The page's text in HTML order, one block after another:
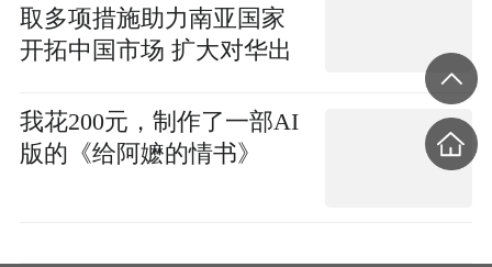
取多项措施助力南亚国家
开拓中国市场 扩大对华出
我花200元，制作了一部AI
版的《给阿嬷的情书》